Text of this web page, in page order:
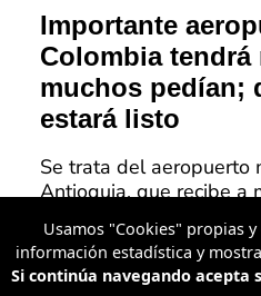
Importante
Colombia
muchos pedían;
estará listo
Se trata del aeropuerto
Antioquia, que recibe a
Alerta en aeropuertos de
Usamos "Cookies" propias
información estadística y
Si continúa navegando acepta